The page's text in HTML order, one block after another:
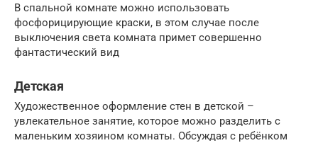
В спальной комнате можно использовать
фосфорицирующие краски, в этом случае после
выключения света комната примет совершенно
фантастический вид
Детская
Художественное оформление стен в детской –
увлекательное занятие, которое можно разделить с
маленьким хозяином комнаты. Обсуждая с ребёнком